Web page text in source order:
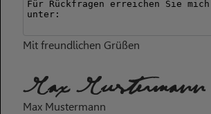
Mit freundlichen Grüßen
Max Mustermann
Max Mustermann